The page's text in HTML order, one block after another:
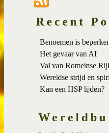
Recent
Benoemen is
Het gevaar van AI
Val van Romeinse
Wereldse strijd en
Kan een HSP lijden?